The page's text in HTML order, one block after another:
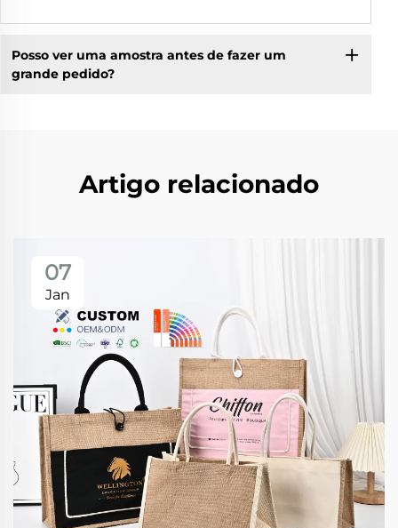
Posso ver uma amostra antes de fazer um
grande pedido?
Artigo relacionado
07
Jan